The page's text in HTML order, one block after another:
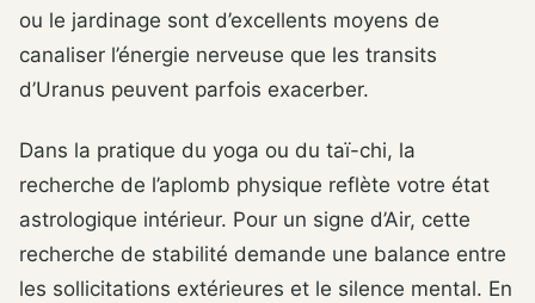
ou le jardinage sont d’excellents moyens de
canaliser l’énergie nerveuse que les transits
d’Uranus peuvent parfois exacerber.
Dans la pratique du yoga ou du taï-chi, la
recherche de l’aplomb physique reflète votre état
astrologique intérieur. Pour un signe d’Air, cette
recherche de stabilité demande une balance entre
les sollicitations extérieures et le silence mental. En